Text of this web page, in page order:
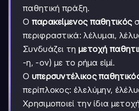
παθητική πράξη.
Ο παρακείμενος παθητικός
περιφραστικά: λέλυμαι,
Συνδυάζει τη μετοχή
-η, -ον) με το ρήμα εἰμί.
Ο υπερσυντέλικος
περίπλοκος: ἐλελύμην,
Χρησιμοποιεί την ίδια